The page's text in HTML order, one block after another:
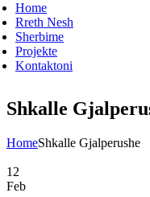
Home
Rreth Nesh
Sherbime
Projekte
Kontaktoni
Shkalle
HomeShkalle Gjalperushe
12
Feb